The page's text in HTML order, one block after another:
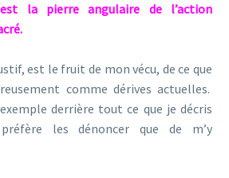
la pierre angulaire de l’action
est le fruit de mon vécu, de ce que
comme dérives actuelles.
derrière tout ce que je décris
les dénoncer que de m’y